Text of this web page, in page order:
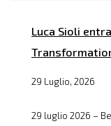
Luca Sioli
29 Luglio, 2026
29 luglio 2026 –